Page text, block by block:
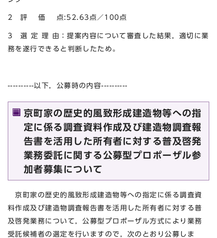
2 評 価 点:52.63点／100点
3 選 定 理 由：提案内容について審査した結果，適切に業
務を遂行できると判断したため。
----------以下，公募時の内容----------
京町家の歴史的風致形成建造物等への指
定に係る調査資料作成及び建造物調査報
告書を活用した所有者に対する普及啓発
業務委託に関する公募型プロポーザル参
加者募集について
京町家の歴史的風致形成建造物等への指定に係る調査資
料作成及び建造物調査報告書を活用した所有者に対する普
及啓発業務について，公募型プロポーザル方式により業務
受託候補者の選定を行いますので，次のとおり公募しま